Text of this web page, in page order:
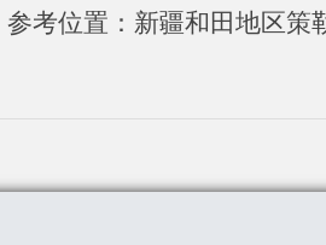
参考位置：新疆和田地区策